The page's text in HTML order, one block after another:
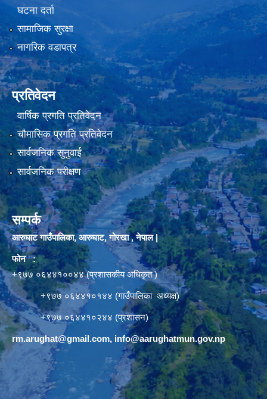
घटना दर्ता
सामाजिक सुरक्षा
नागरिक वडापत्र
प्रतिवेदन
वार्षिक प्रगति प्रतिवेदन
चौमासिक प्रगति प्रतिवेदन
सार्वजनिक सुनुवाई
सार्वजनिक परीक्षण
सम्पर्क
आरुघाट गाउँपालिका, आरुघाट, गोरखा , नेपाल |
फोन :
+९७७ ०६४४१००४४ (प्रशासकीय अधिकृत )
+९७७ ०६४४१०१४४ (गाउँपालिका अध्यक्ष)
+९७७ ०६४४१०२४४ (प्रशासन)
rm.arughat@gmail.com, info@aarughatmun.gov.np